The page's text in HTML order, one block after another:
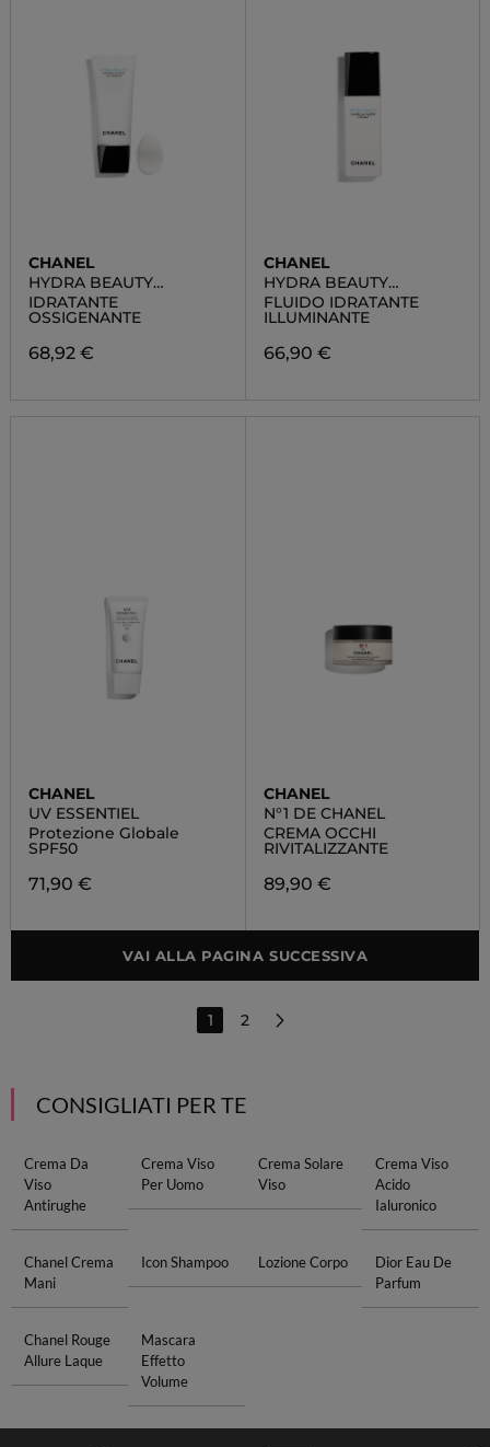
CHANEL
HYDRA BEAUTY
MASQUE DE NUIT AU
CAMÉLIA
IDRATANTE
OSSIGENANTE
68,92 €
CHANEL
HYDRA BEAUTY
CAMELLIA WATER
CREAM
FLUIDO IDRATANTE
ILLUMINANTE
66,90 €
CHANEL
UV ESSENTIEL
Protezione Globale
SPF50
71,90 €
CHANEL
N°1 DE CHANEL
CREMA OCCHI
RIVITALIZZANTE
89,90 €
VAI ALLA PAGINA SUCCESSIVA
1 2
CONSIGLIATI PER TE
Crema Da
Viso
Antirughe
Crema Viso
Per Uomo
Crema Solare
Viso
Crema Viso
Acido
Ialuronico
Chanel Crema
Mani
Icon Shampoo Lozione Corpo
Dior Eau De
Parfum
Chanel Rouge
Allure Laque
Mascara
Effetto
Volume